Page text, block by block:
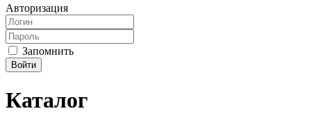
Авторизация
Запомнить
Войти
Каталог